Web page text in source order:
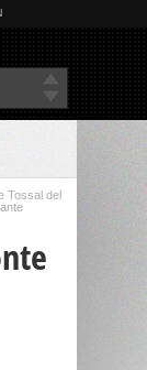
Tossal del